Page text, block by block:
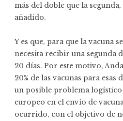
más del doble que la segunda,
añadido.
Y es que, para que la vacuna
necesita recibir una segunda
20 días. Por este motivo,
20% de las vacunas para esas
un posible problema
europeo en el envío de
ocurrido, con el objetivo de